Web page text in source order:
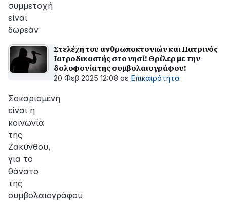
συμμετοχή
είναι
δωρεάν
Στελέχη του ανθρωποκτονιών και Πατρινός
Ιατροδικαστής στο νησί! Θρίλερ με την
δολοφονία της συμβολαιογράφου!
20 Φεβ 2025 12:08 σε Επικαιρότητα
Σοκαρισμένη
είναι η
κοινωνία
της
Ζακύνθου,
για το
θάνατο
της
συμβολαιογράφου